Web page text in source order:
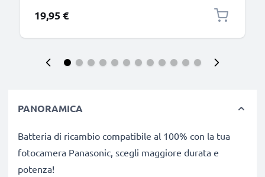
19,95 €
PANORAMICA
Batteria di ricambio compatibile al 100% con la tua
fotocamera Panasonic, scegli maggiore durata e
potenza!